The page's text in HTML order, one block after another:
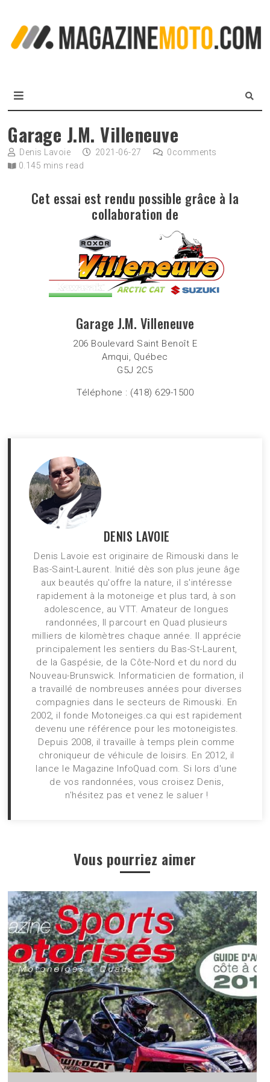
content
Garage J.M. Villeneuve
Denis Lavoie 2021-06-27 0comments
0.145 mins read
Cet essai est rendu possible grâce à la
collaboration de
Garage J.M. Villeneuve
206 Boulevard Saint Benoît E
Amqui, Québec
G5J 2C5
Téléphone : (418) 629-1500
DENIS LAVOIE
Denis Lavoie est originaire de Rimouski dans le
Bas-Saint-Laurent. Initié dès son plus jeune âge
aux beautés qu'offre la nature, il s'intéresse
rapidement à la motoneige et plus tard, à son
adolescence, au VTT. Amateur de longues
randonnées, Il parcourt en Quad plusieurs
milliers de kilomètres chaque année. Il apprécie
principalement les sentiers du Bas-St-Laurent,
de la Gaspésie, de la Côte-Nord et du nord du
Nouveau-Brunswick. Informaticien de formation, il
a travaillé de nombreuses années pour diverses
compagnies dans le secteurs de Rimouski. En
2002, il fonde Motoneiges.ca qui est rapidement
devenu une référence pour les motoneigistes.
Depuis 2008, il travaille à temps plein comme
chroniqueur de véhicule de loisirs. En 2012, il
lance le Magazine InfoQuad.com. Si lors d'une
de vos randonnées, vous croisez Denis,
n'hésitez pas et venez le saluer !
Vous pourriez aimer